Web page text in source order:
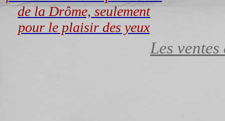
de la Drôme, seulement
pour le plaisir des yeux
Les